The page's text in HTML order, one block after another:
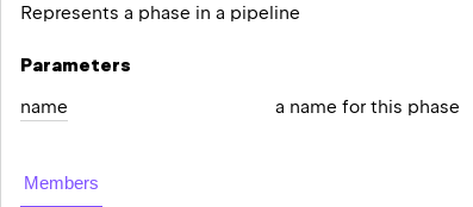
Represents a phase in a pipeline
Parameters
name
a name for this phase
Members